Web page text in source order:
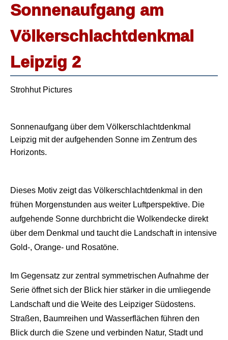
Sonnenaufgang am
Völkerschlachtdenkmal
Leipzig 2
Strohhut Pictures
Sonnenaufgang über dem Völkerschlachtdenkmal
Leipzig mit der aufgehenden Sonne im Zentrum des
Horizonts.
Dieses Motiv zeigt das Völkerschlachtdenkmal in den
frühen Morgenstunden aus weiter Luftperspektive. Die
aufgehende Sonne durchbricht die Wolkendecke direkt
über dem Denkmal und taucht die Landschaft in intensive
Gold-, Orange- und Rosatöne.
Im Gegensatz zur zentral symmetrischen Aufnahme der
Serie öffnet sich der Blick hier stärker in die umliegende
Landschaft und die Weite des Leipziger Südostens.
Straßen, Baumreihen und Wasserflächen führen den
Blick durch die Szene und verbinden Natur, Stadt und